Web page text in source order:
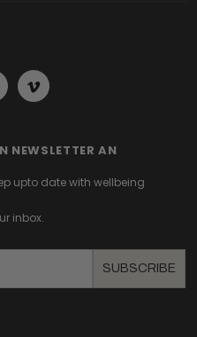
NEWSLETTER AN
upto date with wellbeing
inbox.
SUBSCRIBE